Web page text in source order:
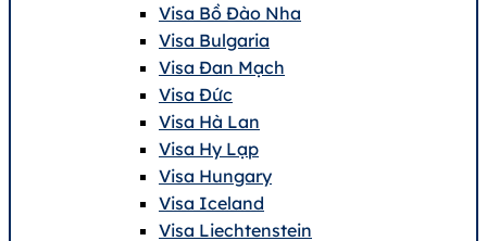
Visa Bồ Đào Nha
Visa Bulgaria
Visa Đan Mạch
Visa Đức
Visa Hà Lan
Visa Hy Lạp
Visa Hungary
Visa Iceland
Visa Liechtenstein